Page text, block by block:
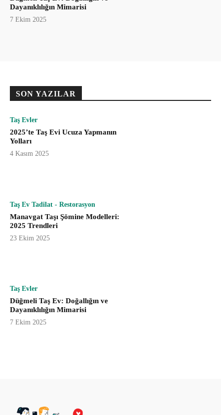
Dayanıklılığın Mimarisi
7 Ekim 2025
SON YAZILAR
Taş Evler
2025’te Taş Evi Ucuza Yapmanın
Yolları
4 Kasım 2025
Taş Ev Tadilat - Restorasyon
Manavgat Taşı Şömine Modelleri:
2025 Trendleri
23 Ekim 2025
Taş Evler
Düğmeli Taş Ev: Doğallığın ve
Dayanıklılığın Mimarisi
7 Ekim 2025